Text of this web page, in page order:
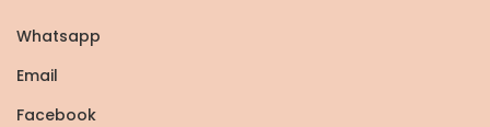
Whatsapp
Email
Facebook